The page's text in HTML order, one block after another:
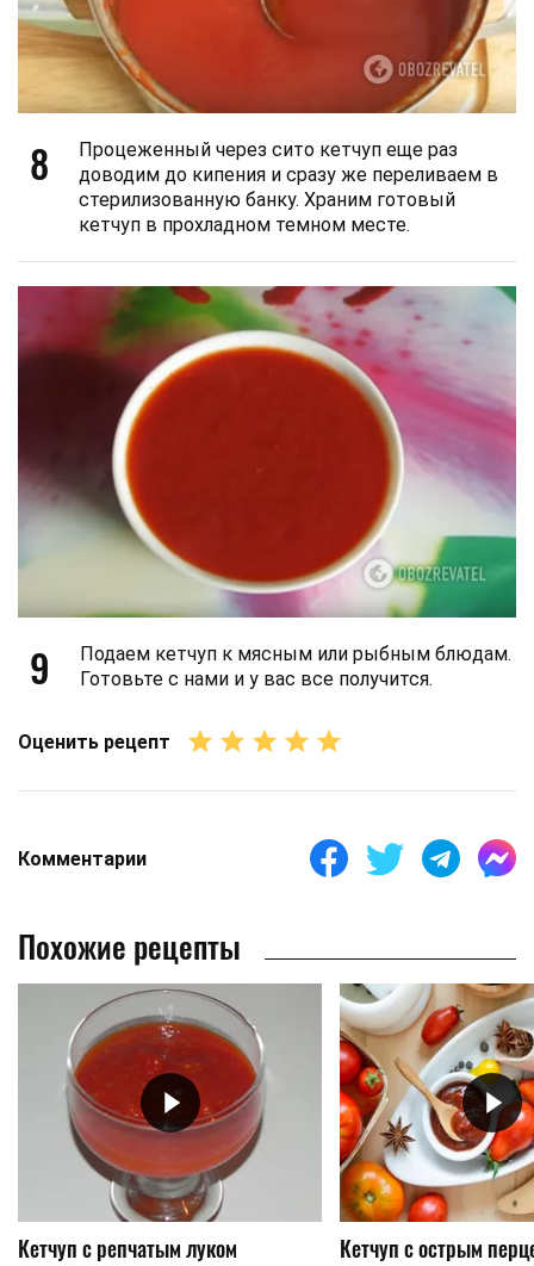
8
Процеженный через сито кетчуп еще раз
доводим до кипения и сразу же переливаем в
стерилизованную банку. Храним готовый
кетчуп в прохладном темном месте.
9
Подаем кетчуп к мясным или рыбным блюдам.
Готовьте с нами и у вас все получится.
Оценить рецепт
Комментарии
Похожие рецепты
Кетчуп с репчатым луком Кетчуп с острым